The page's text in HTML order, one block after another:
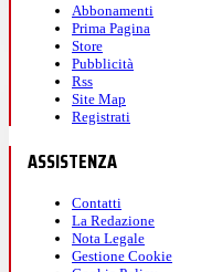
Abbonamenti
Prima Pagina
Store
Pubblicità
Rss
Site Map
Registrati
ASSISTENZA
Contatti
La Redazione
Nota Legale
Gestione Cookie